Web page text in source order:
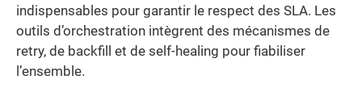
indispensables pour garantir le respect des SLA. Les
outils d’orchestration intègrent des mécanismes de
retry, de backfill et de self-healing pour fiabiliser
l’ensemble.